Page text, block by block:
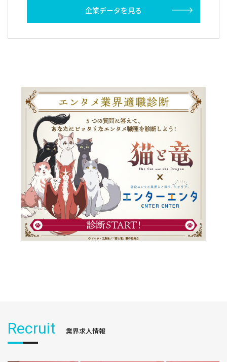
企業データを見る
Recruit 業界求人情報